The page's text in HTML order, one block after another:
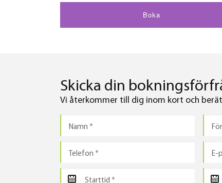
Boka
Skicka din
Vi återkommer till dig inom kort och